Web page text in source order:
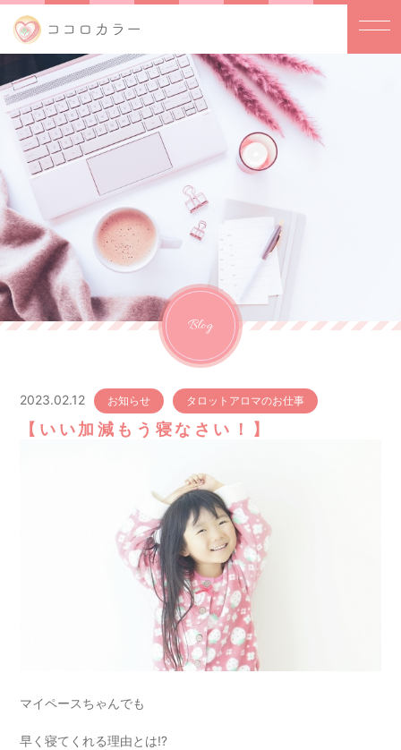
Blog
2023.02.12 お知らせ タロットアロマのお仕事
【いい加減もう寝なさい！】
マイペースちゃんでも
早く寝てくれる理由とは⁉